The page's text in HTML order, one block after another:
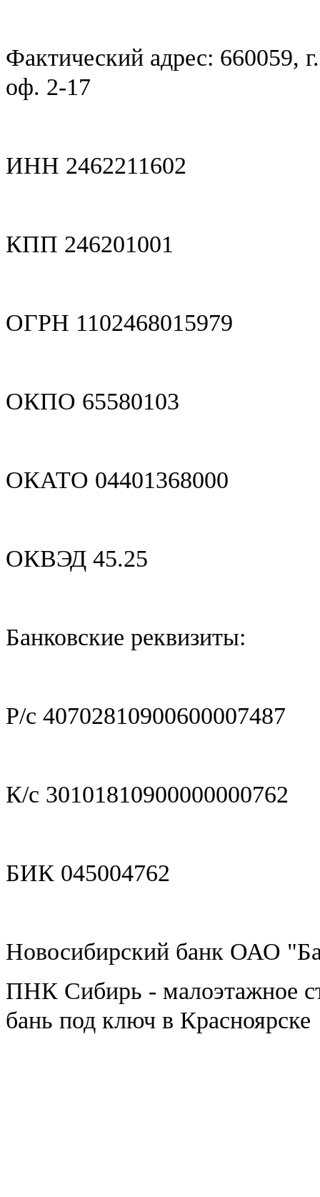
Фактический адрес: 660059,
оф. 2-17
ИНН 2462211602
КПП 246201001
ОГРН 1102468015979
ОКПО 65580103
ОКАТО 04401368000
ОКВЭД 45.25
Банковские реквизиты:
Р/с 40702810900600007487
К/с 30101810900000000762
БИК 045004762
Новосибирский банк ОАО
ПНК Сибирь - малоэтажное
бань под ключ в Красноярске